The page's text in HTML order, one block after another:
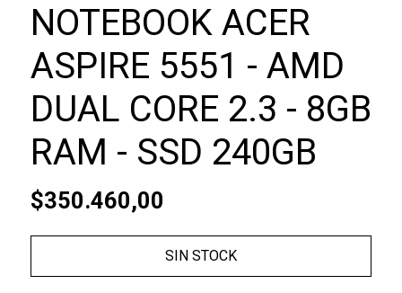
NOTEBOOK ACER
ASPIRE 5551 - AMD
DUAL CORE 2.3 - 8GB
RAM - SSD 240GB
$350.460,00
SIN STOCK